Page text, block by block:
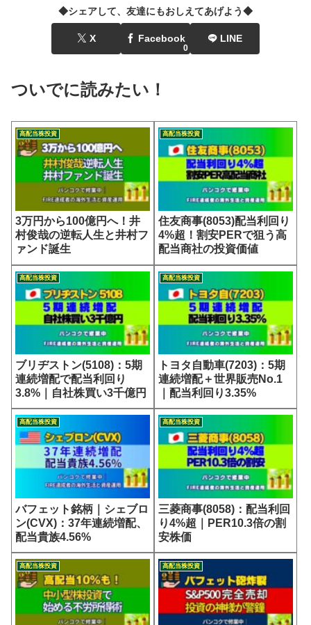
◆シェアして、友達にもおしえてあげよう◆
X Facebook
0
LINE
ついでに読みたい！
高配当株投資
3万円から100億円へ！井
村俊哉の逆転人生と井村フ
ァンド誕生
高配当株投資
住友商事(8053)配当利回り
4%超！割安PERで狙う高
配当商社の投資価値
高配当株投資
ブリヂストン(5108)：5期
連続増配で配当利回り
3.8%｜自社株買い3千億円
高配当株投資
トヨタ自動車(7203)：5期
連続増配＋世界販売No.1
｜配当利回り3.35%
高配当株投資
バフェット銘柄｜シェブロ
ン(CVX)：37年連続増配、
配当貴族4.56%
高配当株投資
三菱商事(8058)：配当利回
り4%超｜PER10.3倍の割
安株価
高配当株投資 高配当株投資